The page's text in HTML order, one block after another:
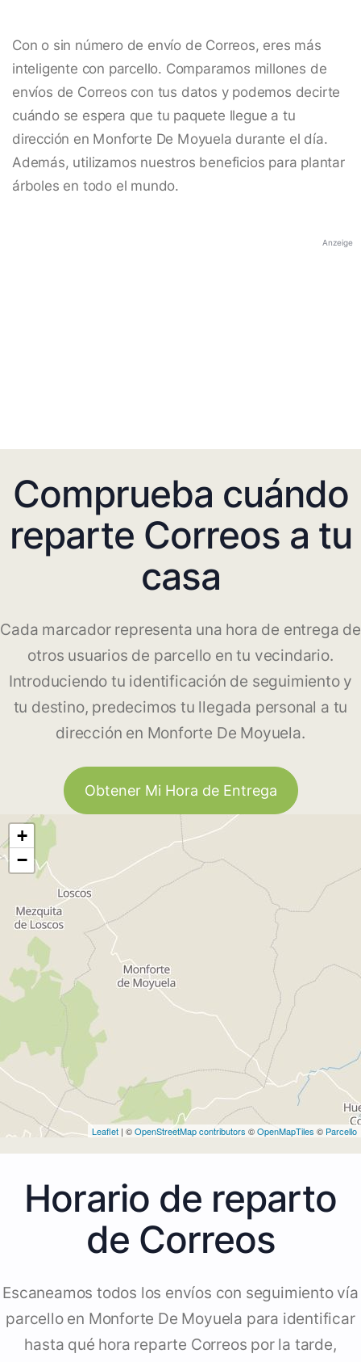
Con o sin número de envío de Correos, eres más
inteligente con parcello. Comparamos millones de
envíos de Correos con tus datos y podemos decirte
cuándo se espera que tu paquete llegue a tu
dirección en Monforte De Moyuela durante el día.
Además, utilizamos nuestros beneficios para plantar
árboles en todo el mundo.
Anzeige
Comprueba cuándo
reparte Correos a tu
casa
Cada marcador representa una hora de entrega de
otros usuarios de parcello en tu vecindario.
Introduciendo tu identificación de seguimiento y
tu destino, predecimos tu llegada personal a tu
dirección en Monforte De Moyuela.
Obtener Mi Hora de Entrega
+
−
Leaflet | ©OpenStreetMap contributors ©OpenMapTiles © Parcello
Horario de reparto
de Correos
Escaneamos todos los envíos con seguimiento vía
parcello en Monforte De Moyuela para identificar
hasta qué hora reparte Correos por la tarde,